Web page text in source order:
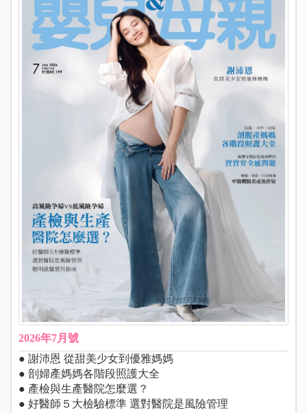
2026年7月號
● 謝沛恩 從甜美少女到優雅媽媽
● 剖婦產媽媽各階段照護大全
● 產檢與生產醫院怎麼選？
● 好醫師５大檢驗標準 選對醫院是風險管理